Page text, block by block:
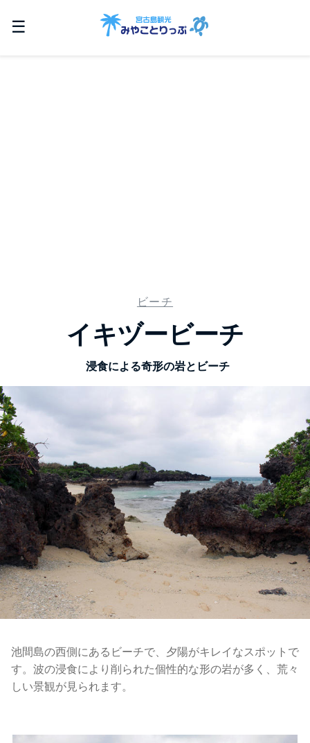
☰
ビーチ
イキヅービーチ
浸食による奇形の岩とビーチ
池間島の西側にあるビーチで、夕陽がキレイなスポットで
す。波の浸食により削られた個性的な形の岩が多く、荒々
しい景観が見られます。